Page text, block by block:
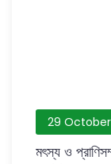
29
মৎস্য ও